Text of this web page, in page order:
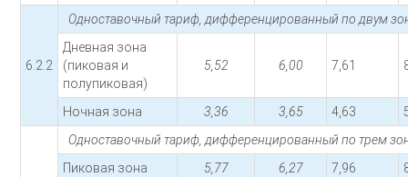
6.2.2
Одноставочный тариф, дифференцированный по двум
Дневная зона
(пиковая и
полупиковая)
5,52 6,00 7,61
Ночная зона 3,36 3,65 4,63
Одноставочный тариф, дифференцированный по трем
Пиковая зона
5,77 6,27 7,96